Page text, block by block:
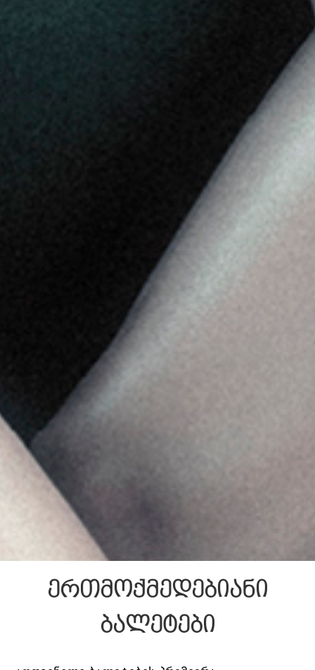
ერთმოქმედებიანი
ბალეტები